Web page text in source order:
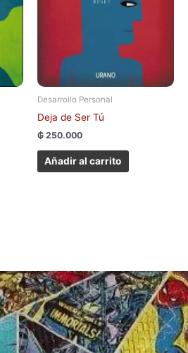
Desarrollo Personal
Deja de Ser Tú
₲ 250.000
Añadir al carrito